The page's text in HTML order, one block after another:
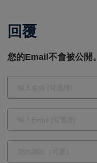
參與總統直
選30週年系
列活動見證
臺灣民主發
展
回覆
您的Email不會被公開。